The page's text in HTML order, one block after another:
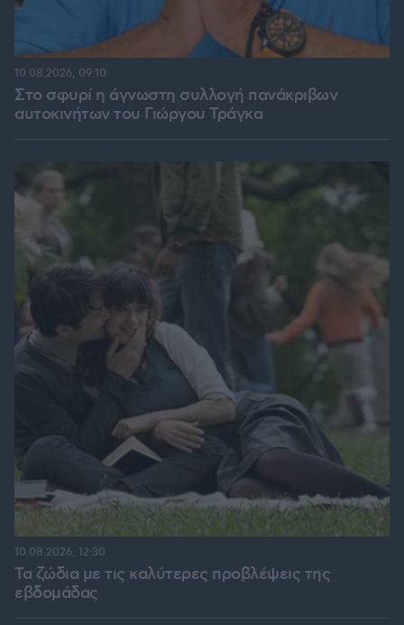
Στο σφυρί η άγνωστη συλλογή πανάκριβων
αυτοκινήτων του Γιώργου Τράγκα
10.08.2026, 09:10
Τα ζώδια με τις καλύτερες προβλέψεις της
εβδομάδας
10.08.2026, 12:30